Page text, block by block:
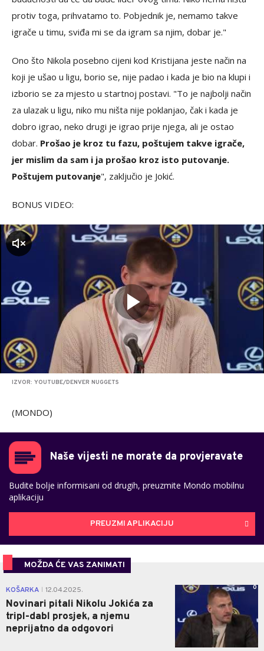
protiv toga, prihvatamo to. Pobjednik je, nemamo takve
igrače u timu, sviđa mi se da igram sa njim, dobar je."
Ono što Nikola posebno cijeni kod Kristijana jeste način na
koji je ušao u ligu, borio se, nije padao i kada je bio na klupi i
izborio se za mjesto u startnoj postavi. "To je najbolji način
za ulazak u ligu, niko mu ništa nije poklanjao, čak i kada je
dobro igrao, neko drugi je igrao prije njega, ali je ostao
dobar. Prošao je kroz tu fazu, poštujem takve igrače,
jer mislim da sam i ja prošao kroz isto putovanje.
Poštujem putovanje", zaključio je Jokić.
BONUS VIDEO:
IZVOR: YOUTUBE/DENVER NUGGETS
(MONDO)
Naše vijesti ne morate da provjeravate
Budite bolje informisani od drugih, preuzmite Mondo mobilnu
aplikaciju
PREUZMI APLIKACIJU
MOŽDA ĆE VAS ZANIMATI
KOŠARKA 12.04.2025.
Novinari pitali Nikolu Jokića za
tripl-dabl prosjek, a njemu
neprijatno da odgovori
0